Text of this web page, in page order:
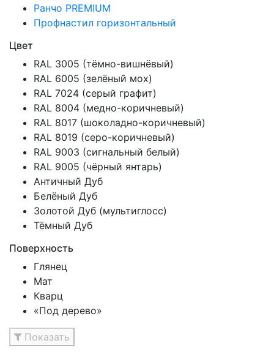
Ранчо PREMIUM
Профнастил горизонтальный
Цвет
RAL 3005 (тёмно-вишнёвый)
RAL 6005 (зелёный мох)
RAL 7024 (серый графит)
RAL 8004 (медно-коричневый)
RAL 8017 (шоколадно-коричневый)
RAL 8019 (серо-коричневый)
RAL 9003 (сигнальный белый)
RAL 9005 (чёрный янтарь)
Античный Дуб
Белёный Дуб
Золотой Дуб (мультиглосс)
Тёмный Дуб
Поверхность
Глянец
Мат
Кварц
«Под дерево»
Показать